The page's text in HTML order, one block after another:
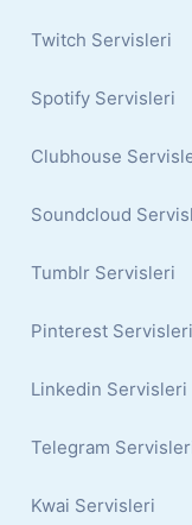
Twitch Servisleri
Spotify Servisleri
Clubhouse
Soundcloud
Tumblr Servisleri
Pinterest Servisleri
Linkedin Servisleri
Telegram
Kwai Servisleri